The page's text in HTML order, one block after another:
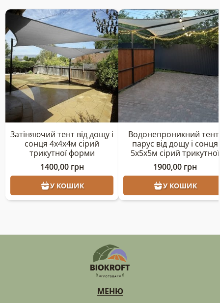
Затіняючий тент від дощу і
сонця 4х4х4м сірий
трикутної форми
1400,00 грн
У КОШИК
Водонепроникний
парус від дощу і сонця
5х5х5м сірий трикутної
форми. Тент для навісу,
тент від сонця й дощу
1900,00 грн
У КОШИК
МЕНЮ